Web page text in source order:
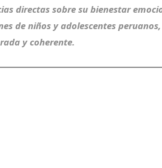
directas sobre su bienestar
de niños y adolescentes
y coherente.